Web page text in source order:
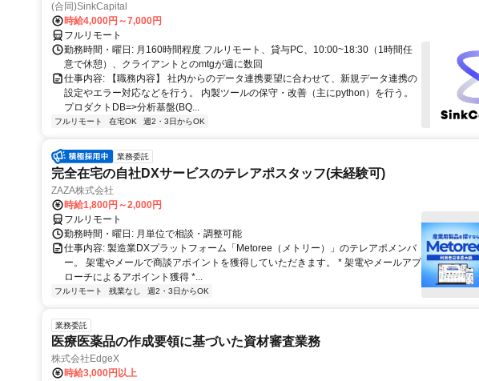
(合同)SinkCapital
時給4,000円～7,000円
フルリモート
勤務時間・曜日: 月160時間程度 フルリモート、貸与PC、10:00~18:30（1時間任
意で休憩）、クライアントとのmtgが週に数回
仕事内容: 【職務内容】 社内からのデータ連携要望に合わせて、新規データ連携の
設定やエラー対応などを行う。 内製ツールの保守・改善（主にpython）を行う。
プロダクトDB=>分析基盤(BQ...
フルリモート 在宅OK 週2・3日からOK
業務委託
完全在宅の自社DXサービスのテレアポスタッフ(未経験可)
ZAZA株式会社
時給1,800円～2,000円
フルリモート
勤務時間・曜日: 月単位で相談・調整可能
仕事内容: 製造業DXプラットフォーム「Metoree（メトリー）」のテレアポメンバ
ー。 架電やメールで商談アポイントを獲得していただきます。 * 架電やメールアプ
ローチによるアポイント獲得 *...
フルリモート 残業なし 週2・3日からOK
業務委託
医療医薬品の作成要領に基づいた資材審査業務
株式会社EdgeX
時給3,000円以上